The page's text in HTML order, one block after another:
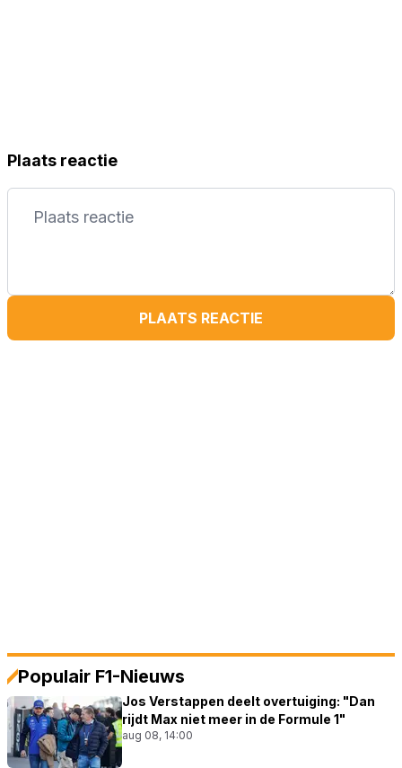
Plaats reactie
PLAATS REACTIE
Populair F1-Nieuws
Jos Verstappen deelt overtuiging: "Dan
rijdt Max niet meer in de Formule 1"
aug 08, 14:00